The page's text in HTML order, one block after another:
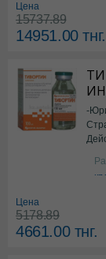
Цена
15737.89
14951.00тнг.
-
Цена
5178.89
4661.00тнг.